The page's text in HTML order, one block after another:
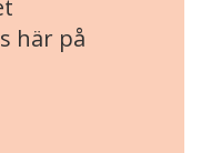
här på